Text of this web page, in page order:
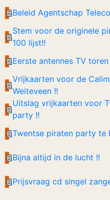
Beleid Agentschap
Stem voor de originele
100 lijst!!
Eerste antennes TV
Vrijkaarten voor de
Weiteveen !!
Uitslag vrijkaarten voor
party !!
Twentse piraten party te
Bijna altijd in de lucht !!
Prijsvraag cd singel